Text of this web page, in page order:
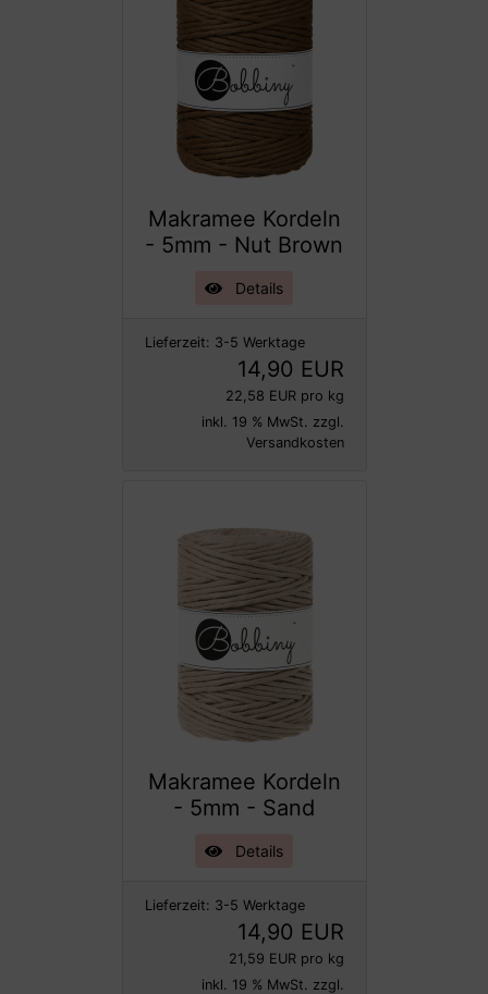
Makramee Kordeln
- 5mm - Nut Brown
Details
Lieferzeit: 3-5 Werktage
14,90 EUR
22,58 EUR pro kg
inkl. 19 % MwSt. zzgl.
Versandkosten
Makramee Kordeln
- 5mm - Sand
Details
Lieferzeit: 3-5 Werktage
14,90 EUR
21,59 EUR pro kg
inkl. 19 % MwSt. zzgl.